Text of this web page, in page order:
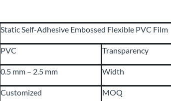
Static Self-Adhesive Embossed Flexible PVC Film
PVC Transparency
0.5 mm – 2.5 mm Width
Customized MOQ